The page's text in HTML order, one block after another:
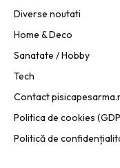
Diverse noutati
Home & Deco
Sanatate / Hobby
Tech
Contact
Politica de cookies
Politică de